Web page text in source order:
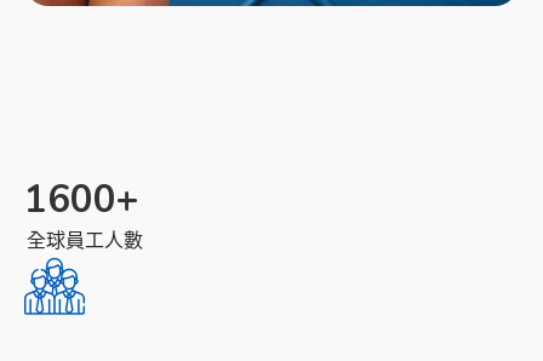
1600+
全球員工人數